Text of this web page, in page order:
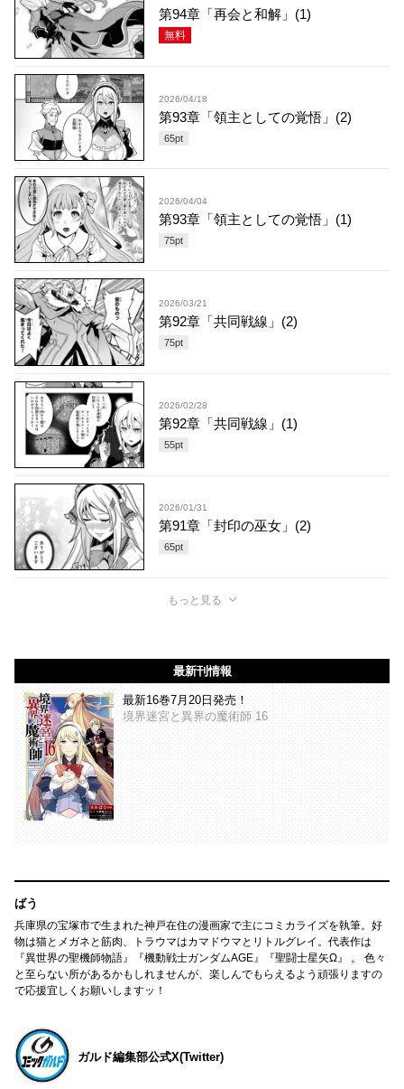
第94章「再会と和解」(1)
無料
2026/04/18
第93章「領主としての覚悟」(2)
65pt
2026/04/04
第93章「領主としての覚悟」(1)
75pt
2026/03/21
第92章「共同戦線」(2)
75pt
2026/02/28
第92章「共同戦線」(1)
55pt
2026/01/31
第91章「封印の巫女」(2)
65pt
もっと見る
最新刊情報
最新16巻7月20日発売！
境界迷宮と異界の魔術師 16
ばう
兵庫県の宝塚市で生まれた神戸在住の漫画家で主にコミカライズを執筆。好
物は猫とメガネと筋肉、トラウマはカマドウマとリトルグレイ。代表作は
『異世界の聖機師物語』『機動戦士ガンダムAGE』『聖闘士星矢Ω』 。 色々
と至らない所があるかもしれませんが、楽しんでもらえるよう頑張りますの
で応援宜しくお願いしますッ！
ガルド編集部公式X(Twitter)